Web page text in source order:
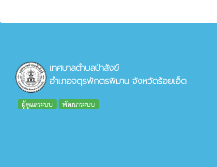
เทศบาลตำบลป่าสังข์
อำเภอจตุรพักตรพิมาน จังหวัดร้อยเอ็ด
ผู้ดูแลระบบ พัฒนาระบบ